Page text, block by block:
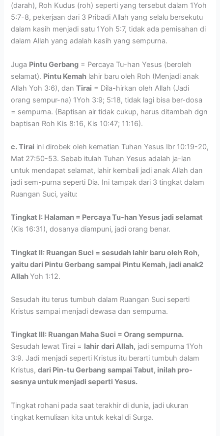
(darah), Roh Kudus (roh) seperti yang tersebut dalam 1Yoh
5:7-8, pekerjaan dari 3 Pribadi Allah yang selalu bersekutu
dalam kasih menjadi satu 1Yoh 5:7, tidak ada pemisahan di
dalam Allah yang adalah kasih yang sempurna.
Juga Pintu Gerbang = Percaya Tu-han Yesus (beroleh
selamat). Pintu Kemah lahir baru oleh Roh (Menjadi anak
Allah Yoh 3:6), danTirai = Dila-hirkan oleh Allah (Jadi
orang sempur-na) 1Yoh 3:9; 5:18, tidak lagi bisa ber-dosa
= sempurna. (Baptisan air tidak cukup, harus ditambah dgn
baptisan Roh Kis 8:16, Kis 10:47; 11:16).
c. Tirai ini dirobek oleh kematian Tuhan Yesus Ibr 10:19-20,
Mat 27:50-53. Sebab itulah Tuhan Yesus adalah ja-lan
untuk mendapat selamat, lahir kembali jadi anak Allah dan
jadi sem-purna seperti Dia. Ini tampak dari 3 tingkat dalam
Ruangan Suci, yaitu:
Tingkat I: Halaman = Percaya Tu-han Yesus jadi selamat
(Kis 16:31), dosanya diampuni, jadi orang benar.
Tingkat II: Ruangan Suci = sesudah lahir baru oleh Roh,
yaitu dari Pintu Gerbang sampai Pintu Kemah, jadi anak2
AllahYoh 1:12.
Sesudah itu terus tumbuh dalam Ruangan Suci seperti
Kristus sampai menjadi dewasa dan sempurna.
Tingkat III: Ruangan Maha Suci = Orang sempurna.
Sesudah lewat Tirai = lahir dari Allah, jadi sempurna 1Yoh
3:9. Jadi menjadi seperti Kristus itu berarti tumbuh dalam
Kristus,dari Pin-tu Gerbang sampai Tabut, inilah pro-
sesnya untuk menjadi seperti Yesus.
Tingkat rohani pada saat terakhir di dunia, jadi ukuran
tingkat kemuliaan kita untuk kekal di Surga.